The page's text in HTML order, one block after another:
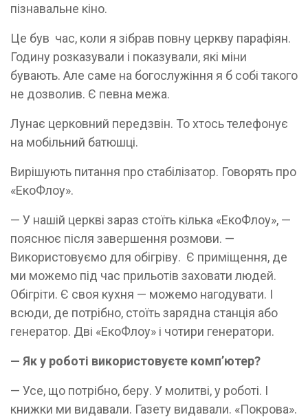
пізнавальне кіно.
Це був час, коли я зібрав повну церкву парафіян.
Годину розказували і показували, які міни
бувають. Але саме на богослужіння я б собі такого
не дозволив. Є певна межа.
Лунає церковний передзвін. То хтось телефонує
на мобільний батюшці.
Вирішують питання про стабілізатор. Говорять про
«ЕкоФлоу».
— У нашій церкві зараз стоїть кілька «ЕкоФлоу», —
пояснює після завершення розмови. —
Використовуємо для обігріву. Є приміщення, де
ми можемо під час прильотів заховати людей.
Обігріти. Є своя кухня — можемо нагодувати. І
всюди, де потрібно, стоїть зарядна станція або
генератор. Дві «ЕкоФлоу» і чотири генератори.
— Як у роботі використовуєте комп’ютер?
— Усе, що потрібно, беру. У молитві, у роботі. І
книжки ми видавали. Газету видавали. «Покрова».